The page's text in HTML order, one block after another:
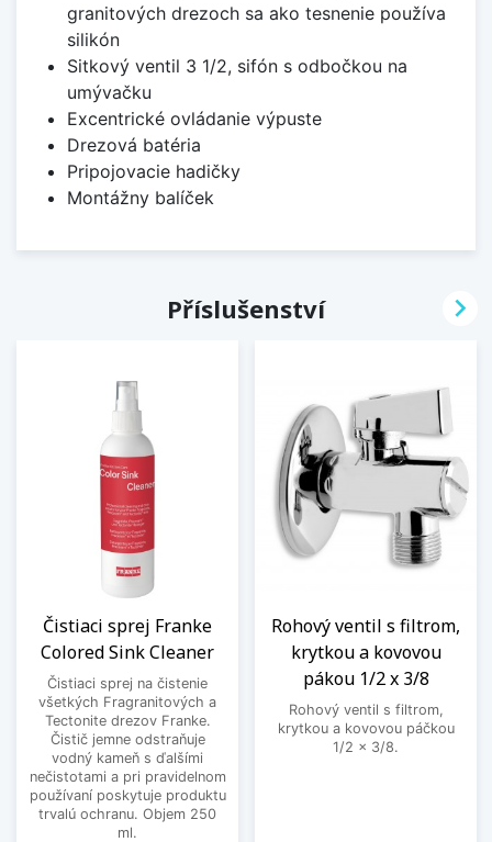
granitových drezoch sa ako tesnenie používa
silikón
Sitkový ventil 3 1/2, sifón s odbočkou na
umývačku
Excentrické ovládanie výpuste
Drezová batéria
Pripojovacie hadičky
Montážny balíček
Příslušenství
Čistiaci sprej Franke
Colored Sink Cleaner
Čistiaci sprej na čistenie
všetkých Fragranitových a
Tectonite drezov Franke.
Čistič jemne odstraňuje
vodný kameň s ďalšími
nečistotami a pri pravidelnom
používaní poskytuje produktu
trvalú ochranu. Objem 250
ml.
Rohový ventil s filtrom,
krytkou a kovovou
pákou 1/2 x 3/8
Rohový ventil s filtrom,
krytkou a kovovou páčkou
1/2 x 3/8.
